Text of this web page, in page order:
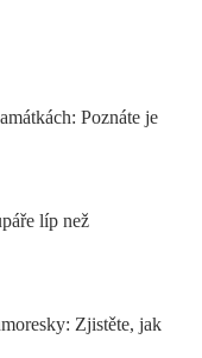
Poznáte je
líp než
Zjistěte, jak